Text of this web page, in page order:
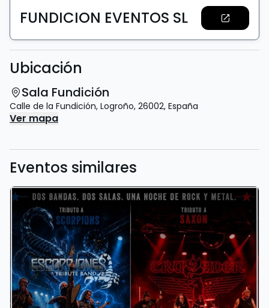
FUNDICION EVENTOS SL
Ubicación
Sala Fundición
Calle de la Fundición, Logroño, 26002, España
Ver mapa
Eventos similares